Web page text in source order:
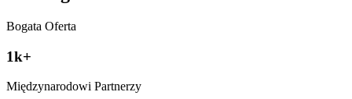
Bogata Oferta
1k+
Międzynarodowi Partnerzy